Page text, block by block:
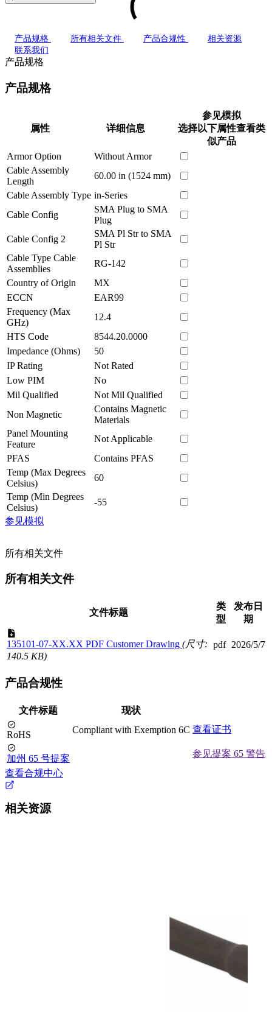
产品规格 所有相关文件 产品合规性
相关资源
联系我们
产品规格
产品规格
属性 详细信息
参见模拟
选择以下属性查看类
似产品
Armor Option
Without Armor
Cable Assembly
Length
60.00 in (1524 mm)
Cable Assembly Type in-Series
Cable Config
SMA Plug to SMA
Plug
Cable Config 2
SMA Pl Str to SMA
Pl Str
Cable Type Cable
Assemblies
RG-142
Country of Origin
MX
ECCN
EAR99
Frequency (Max
GHz)
12.4
HTS Code
8544.20.0000
Impedance (Ohms)
50
IP Rating
Not Rated
Low PIM
No
Mil Qualified
Not Mil Qualified
Non Magnetic
Contains Magnetic
Materials
Panel Mounting
Feature
Not Applicable
PFAS
Contains PFAS
Temp (Max Degrees
Celsius)
60
Temp (Min Degrees
Celsius)
-55
参见模拟
所有相关文件
所有相关文件
文件标题
类
型
发布日
期
135101-07-XX.XX PDF Customer Drawing (尺寸:
140.5 KB)
pdf 2026/5/7
产品合规性
文件标题 现状
RoHS Compliant with Exemption 6C 查看证书
加州 65 号提案
参见提案 65 警告
查看合规中心
相关资源